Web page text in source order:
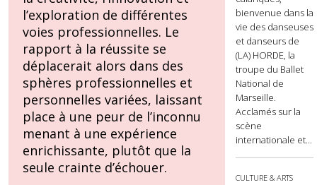
l’exploration de différentes
voies professionnelles. Le
rapport à la réussite se
déplacerait alors dans des
sphères professionnelles et
personnelles variées, laissant
place à une peur de l’inconnu
menant à une expérience
enrichissante, plutôt que la
seule crainte d’échouer.
bienvenue dans la
vie des danseuses
et danseurs de
(LA) HORDE, la
troupe du Ballet
National de
Marseille.
Acclamés sur la
scène
internationale et...
CULTURE & ARTS